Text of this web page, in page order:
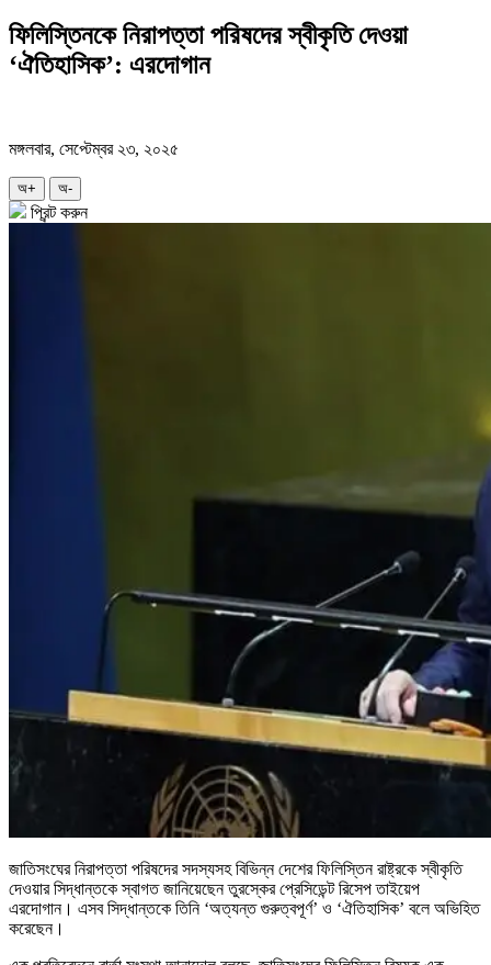
ফিলিস্তিনকে নিরাপত্তা পরিষদের স্বীকৃতি দেওয়া
‘ঐতিহাসিক’: এরদোগান
মঙ্গলবার, সেপ্টেম্বর ২৩, ২০২৫
অ+ অ-
প্রিন্ট করুন
জাতিসংঘের নিরাপত্তা পরিষদের সদস্যসহ বিভিন্ন দেশের ফিলিস্তিন রাষ্ট্রকে স্বীকৃতি
দেওয়ার সিদ্ধান্তকে স্বাগত জানিয়েছেন তুরস্কের প্রেসিডেন্ট রিসেপ তাইয়েপ
এরদোগান। এসব সিদ্ধান্তকে তিনি ‘অত্যন্ত গুরুত্বপূর্ণ’ ও ‘ঐতিহাসিক’ বলে অভিহিত
করেছেন।